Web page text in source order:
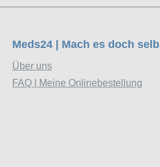
Meds24 | Mach es doch
Über uns
FAQ | Meine Onlinebestellung